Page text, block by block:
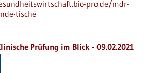
pro.de/mdr-
tische
Prüfung im Blick - 09.02.2021